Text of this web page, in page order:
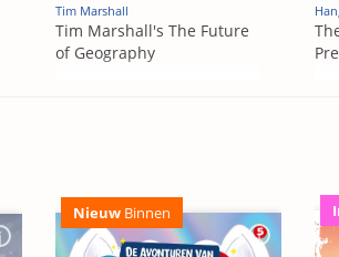
Tim Marshall
Tim Marshall's The Future
of Geography
Nieuw Binnen